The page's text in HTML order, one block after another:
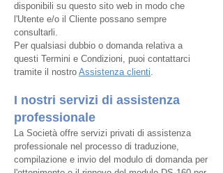
disponibili su questo sito web in modo che
l'Utente e/o il Cliente possano sempre
consultarli.
Per qualsiasi dubbio o domanda relativa a
questi Termini e Condizioni, puoi contattarci
tramite il nostro Assistenza clienti.
I nostri servizi di assistenza
professionale
La Società offre servizi privati di assistenza
professionale nel processo di traduzione,
compilazione e invio del modulo di domanda per